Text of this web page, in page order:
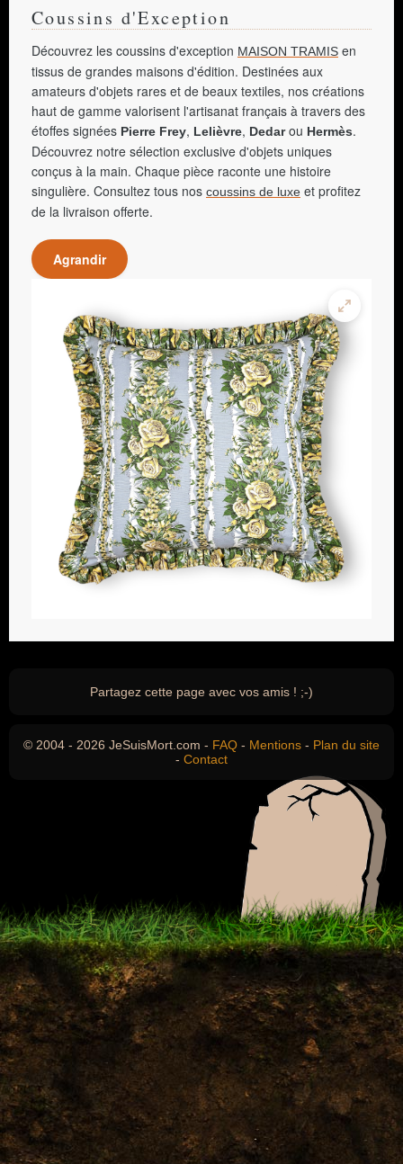
Coussins d'Exception
Découvrez les coussins d'exception MAISON TRAMIS en
tissus de grandes maisons d'édition. Destinées aux
amateurs d'objets rares et de beaux textiles, nos créations
haut de gamme valorisent l'artisanat français à travers des
étoffes signées Pierre Frey, Lelièvre, Dedarou Hermès.
Découvrez notre sélection exclusive d'objets uniques
conçus à la main. Chaque pièce raconte une histoire
singulière. Consultez tous nos coussins de luxe et profitez
de la livraison offerte.
Agrandir
Partagez cette page avec vos amis ! ;-)
© 2004 - 2026 JeSuisMort.com - FAQ - Mentions - Plan du site
- Contact